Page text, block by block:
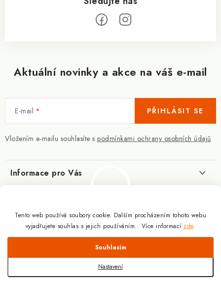
Tento web používá soubory cookie. Dalším procházením tohoto webu
vyjadřujete souhlas s jejich používáním.. Více informacízde.
Nastavení
Odmítnout
Souhlasím
Aktuální novinky a akce na váš e-mail
E-mail
Vložením e-mailu souhlasíte s podmínkami ochrany osobních údajů
PŘIHLÁSIT SE
Informace pro Vás
Slovník pojmů
Obchodní podmínky
Podmínky ochrany osobních údajů
Berberin - co je zač?
10.3.2025
Facebook
Vytvořil Shoptet
Všechna práva vyhrazena.Upravit nastavení cookies